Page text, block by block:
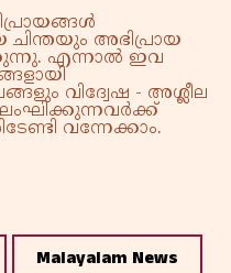
ചിന്തയും അഭിപ്രായ
എന്നാൽ ഇവ
വിദ്വേഷ - അശ്ലീല
വന്നേക്കാം.
Malayalam News